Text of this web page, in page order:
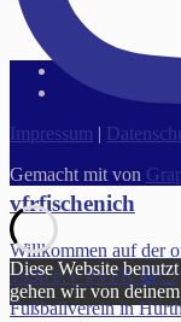
vfrfischenich
Willkommen auf der
1930 e.V #VFR 🔵⚪️
Fußballverein in
Impressum |
Gemacht mit von
Diese Website
gehen wir von